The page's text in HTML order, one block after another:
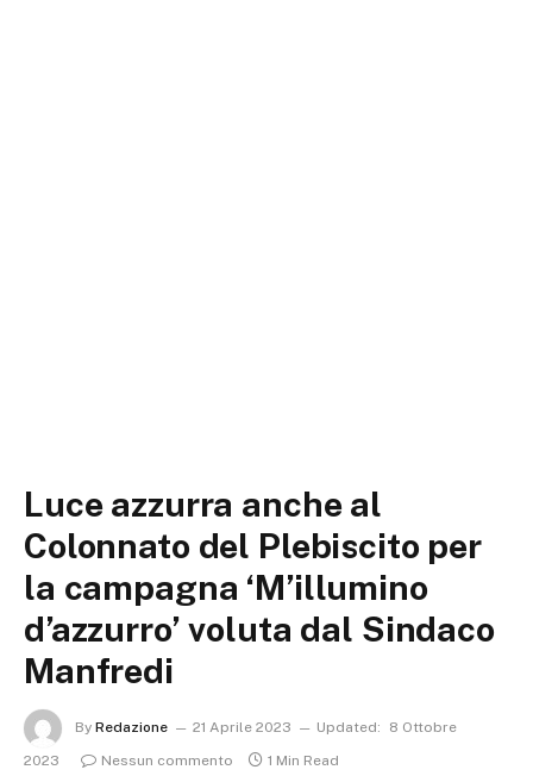
Luce azzurra anche al
Colonnato del Plebiscito per
la campagna ‘M’illumino
d’azzurro’ voluta dal Sindaco
Manfredi
By Redazione 21 Aprile 2023 Updated:
8 Ottobre
2023
Nessun commento 1 Min Read